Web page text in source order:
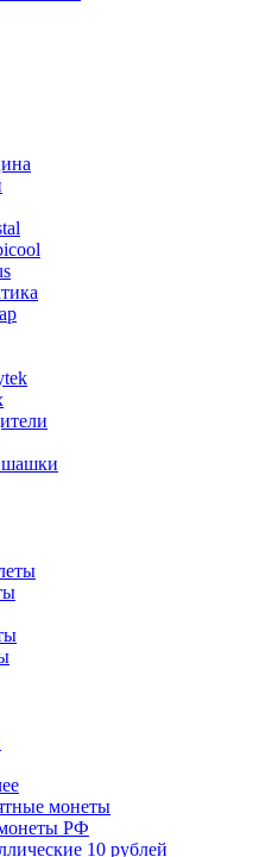
шашки
монеты
РФ
10 рублей